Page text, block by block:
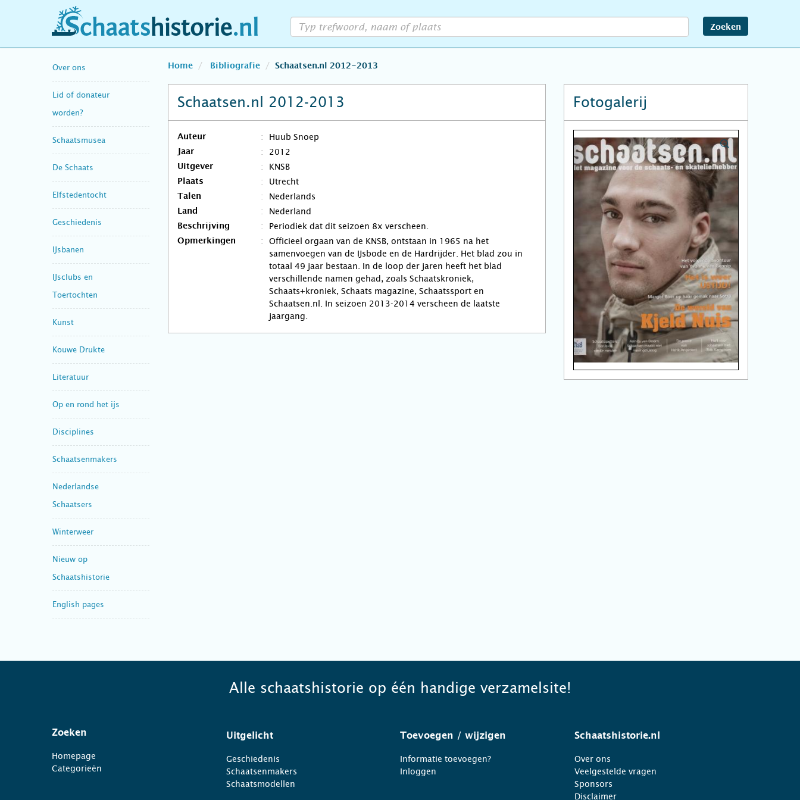
schaatshistorie.nl Zoeken
Over ons
Lid of donateur
worden?
Schaatsmusea
De Schaats
Elfstedentocht
Geschiedenis
IJsbanen
IJsclubs en
Toertochten
Kunst
Kouwe Drukte
Literatuur
Op en rond het ijs
Disciplines
Schaatsenmakers
Nederlandse
Schaatsers
Winterweer
Nieuw op
Schaatshistorie
English pages
Home Bibliografie Schaatsen.nl 2012-2013
Schaatsen.nl 2012-2013
Auteur Huub Snoep
Jaar 2012
Uitgever KNSB
Plaats Utrecht
Talen Nederlands
Land Nederland
Beschrijving Periodiek dat dit seizoen 8x verscheen.
Opmerkingen
Officieel orgaan van de KNSB, ontstaan in 1965 na het
samenvoegen van de IJsbode en de Hardrijder. Het blad zou in
totaal 49 jaar bestaan. In de loop der jaren heeft het blad
verschillende namen gehad, zoals Schaatskroniek,
Schaats+kroniek, Schaats magazine, Schaatssport en
Schaatsen.nl. In seizoen 2013-2014 verscheen de laatste
jaargang.
Fotogalerij
Alle schaatshistorie op één handige verzamelsite!
Zoeken
Homepage
Categorieën
Uitgelicht
Geschiedenis
Schaatsenmakers
Schaatsmodellen
Toevoegen / wijzigen
Informatie toevoegen?
Inloggen
Schaatshistorie.nl
Over ons
Veelgestelde vragen
Sponsors
Disclaimer